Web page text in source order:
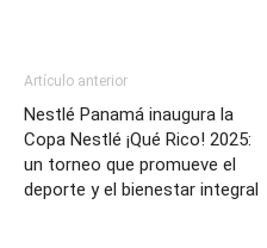
Artículo anterior
Nestlé Panamá inaugura la
Copa Nestlé ¡Qué Rico! 2025:
un torneo que promueve el
deporte y el bienestar integral